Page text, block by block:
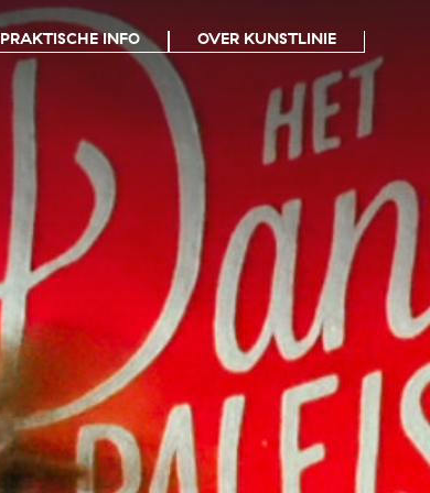
PRAKTISCHE INFO OVER KUNSTLINIE